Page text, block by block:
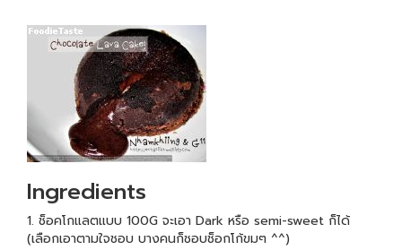
Ingredients
1. ช็อคโกแลตแบบ 100G จะเอา Dark หรือ semi-sweet ก็ได้
(เลือกเอาตามใจชอบ บางคนก็ชอบช็อกโก้ขมๆ ^^)